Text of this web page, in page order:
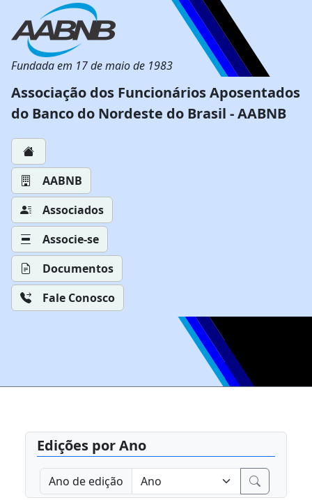
Fundada em 17 de maio de 1983
Associação dos Funcionários Aposentados
do Banco do Nordeste do Brasil - AABNB
AABNB
Associados
Associe-se
Documentos
Fale Conosco
Edições por Ano
Ano de edição